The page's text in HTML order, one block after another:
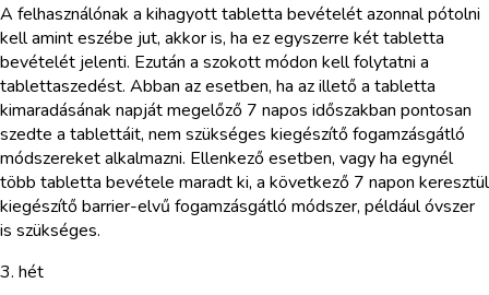
A felhasználónak a kihagyott tabletta bevételét azonnal pótolni
kell amint eszébe jut, akkor is, ha ez egyszerre két tabletta
bevételét jelenti. Ezután a szokott módon kell folytatni a
tablettaszedést. Abban az esetben, ha az illető a tabletta
kimaradásának napját megelőző 7 napos időszakban pontosan
szedte a tablettáit, nem szükséges kiegészítő fogamzásgátló
módszereket alkalmazni. Ellenkező esetben, vagy ha egynél
több tabletta bevétele maradt ki, a következő 7 napon keresztül
kiegészítő barrier-elvű fogamzásgátló módszer, például óvszer
is szükséges.
3. hét